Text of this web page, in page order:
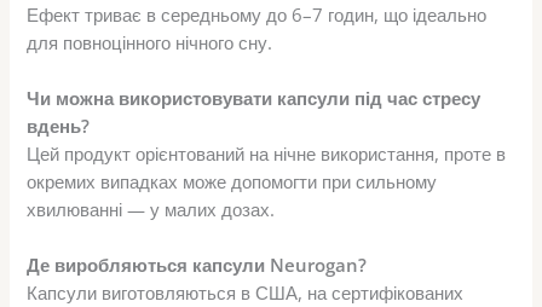
Ефект триває в середньому до 6–7 годин, що ідеально
для повноцінного нічного сну.
Чи можна використовувати капсули під час стресу
вдень?
Цей продукт орієнтований на нічне використання, проте в
окремих випадках може допомогти при сильному
хвилюванні — у малих дозах.
Де виробляються капсули Neurogan?
Капсули виготовляються в США, на сертифікованих